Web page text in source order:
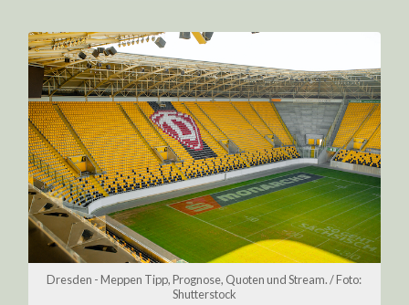
Dresden - Meppen Tipp, Prognose, Quoten und Stream. / Foto:
Shutterstock